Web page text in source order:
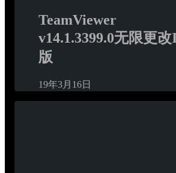
TeamViewer
v14.1.3399.0无限更改
版
19年3月16日